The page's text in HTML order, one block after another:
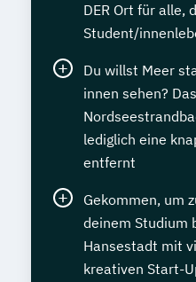
DER Ort für alle,
Student/
Du willst Meer
innen sehen?
lediglich eine
entfernt
Gekommen, um
deinem Studium
Hansestadt mit
kreativen Start-